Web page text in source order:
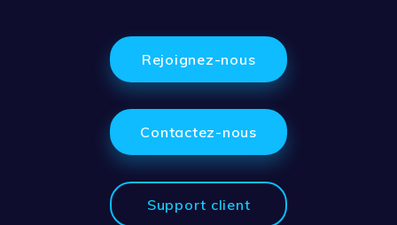
Rejoignez-nous
Contactez-nous
Support client